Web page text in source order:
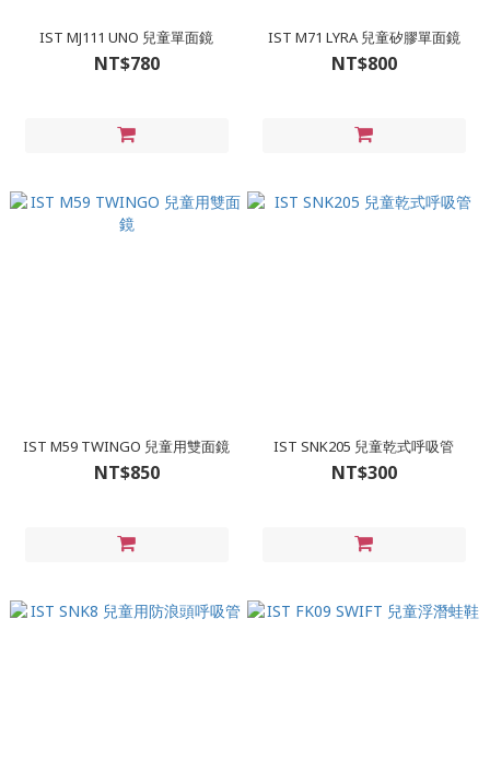
IST MJ111 UNO 兒童單面鏡
NT$780
IST M71 LYRA 兒童矽膠單面鏡
NT$800
IST M59 TWINGO 兒童用雙面鏡
NT$850
IST SNK205 兒童乾式呼吸管
NT$300